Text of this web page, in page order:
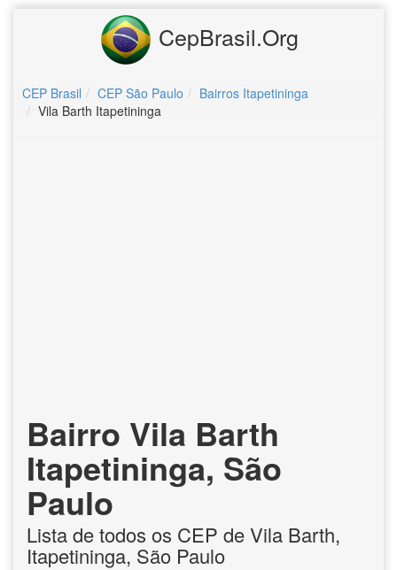
CepBrasil.Org
CEP Brasil CEP São Paulo
Bairros Itapetininga
Vila Barth Itapetininga
Bairro Vila Barth
Itapetininga, São
Paulo
Lista de todos os CEP de Vila Barth,
Itapetininga, São Paulo